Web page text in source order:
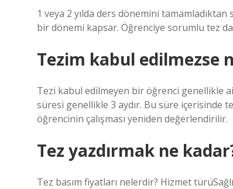
1 veya 2 yılda ders dönemini
bir dönemi kapsar. Öğrenciye sorumlu tez
Tezim kabul edilmezse
Tezi kabul edilmeyen bir öğrenci genellikle
süresi genellikle 3 aydır. Bu süre içerisinde
öğrencinin çalışması yeniden değerlendirilir.
Tez yazdırmak ne
Tez basım fiyatları nelerdir? Hizmet